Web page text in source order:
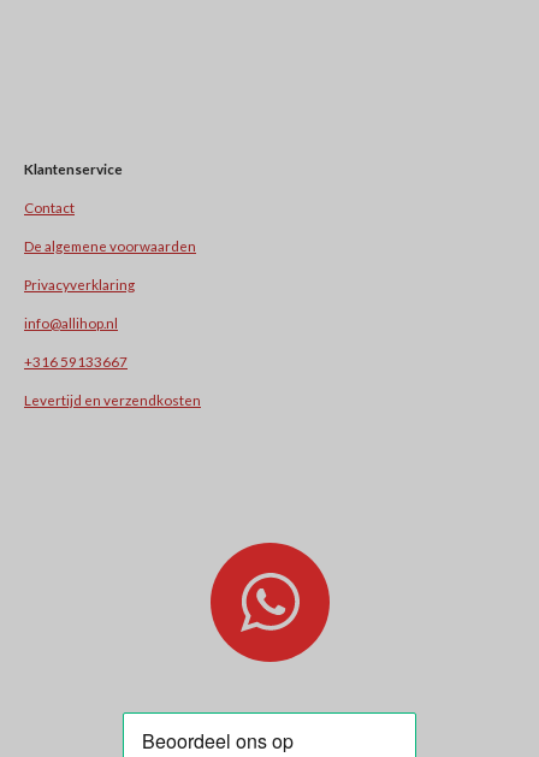
Klantenservice
Contact
De algemene voorwaarden
Privacyverklaring
info@allihop.nl
+31 6 59133667
Levertijd en verzendkosten